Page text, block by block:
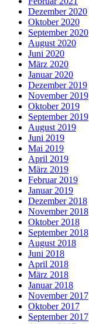
Dezember 2020
Oktober 2020
September 2020
August 2020
Juni 2020
März 2020
Januar 2020
Dezember 2019
November 2019
Oktober 2019
September 2019
August 2019
Juni 2019
Mai 2019
April 2019
März 2019
Februar 2019
Januar 2019
Dezember 2018
November 2018
Oktober 2018
September 2018
August 2018
Juni 2018
April 2018
März 2018
Januar 2018
November 2017
Oktober 2017
September 2017